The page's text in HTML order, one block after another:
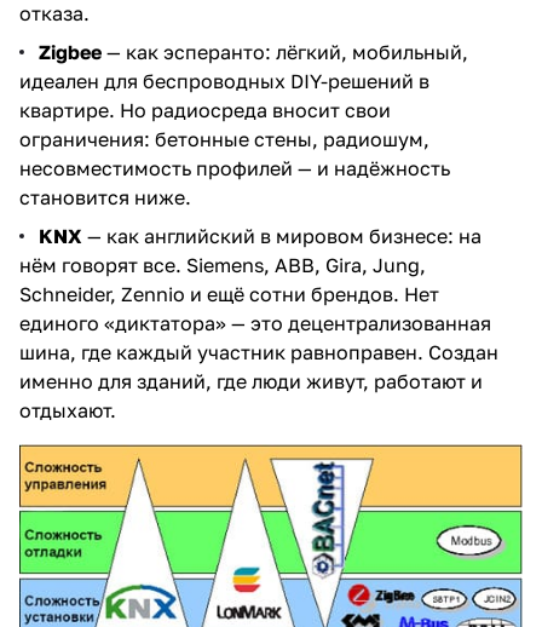
отказа.
Zigbee — как эсперанто: лёгкий, мобильный,
идеален для беспроводных DIY-решений в
квартире. Но радиосреда вносит свои
ограничения: бетонные стены, радиошум,
несовместимость профилей — и надёжность
становится ниже.
KNX — как английский в мировом бизнесе: на
нём говорят все. Siemens, ABB, Gira, Jung,
Schneider, Zennio и ещё сотни брендов. Нет
единого «диктатора» — это децентрализованная
шина, где каждый участник равноправен. Создан
именно для зданий, где люди живут, работают и
отдыхают.